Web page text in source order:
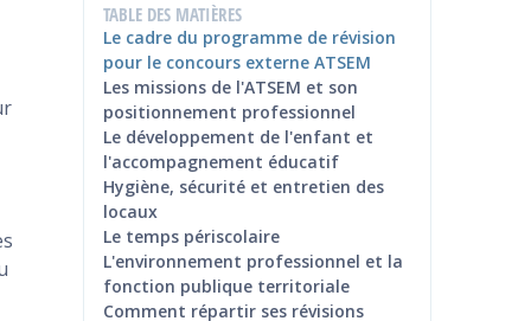
TABLE DES MATIÈRES
Le cadre du programme de révision
pour le concours externe ATSEM
Les missions de l'ATSEM et son
positionnement professionnel
Le développement de l'enfant et
l'accompagnement éducatif
Hygiène, sécurité et entretien des
locaux
Le temps périscolaire
L'environnement professionnel et la
fonction publique territoriale
Comment répartir ses révisions